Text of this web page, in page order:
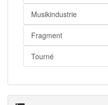
Musikindustrie
Fragment
Tourné